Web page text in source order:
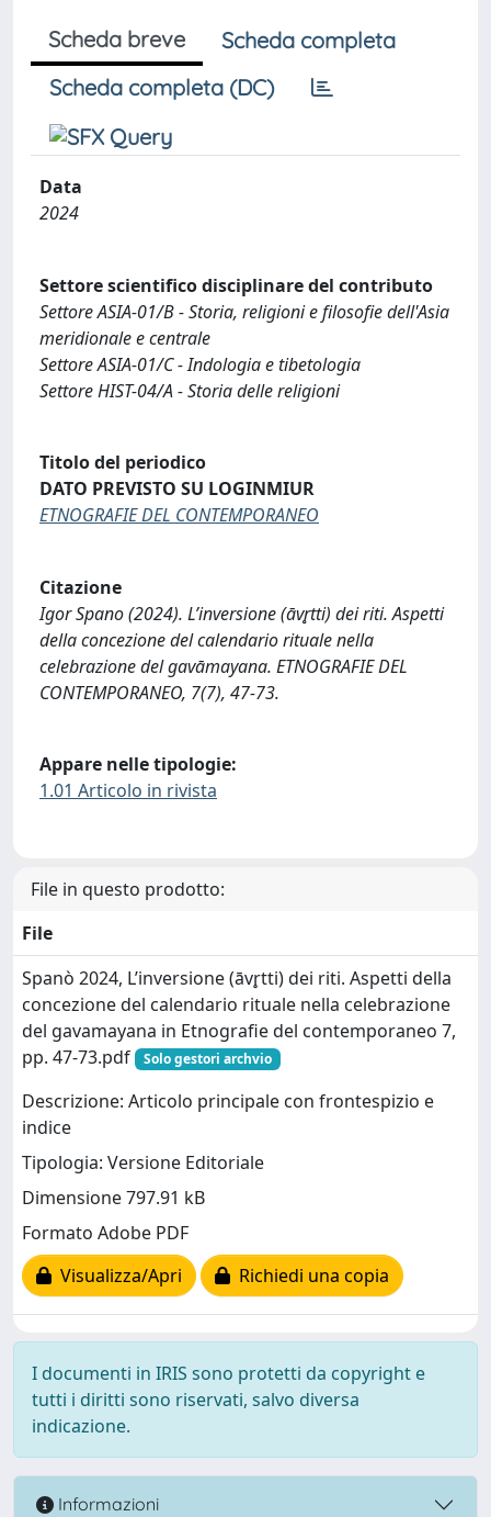
Scheda breve
Scheda completa
Scheda completa (DC)
Data
2024
Settore scientifico disciplinare del contributo
Settore ASIA-01/B - Storia, religioni e filosofie dell'Asia
meridionale e centrale
Settore ASIA-01/C - Indologia e tibetologia
Settore HIST-04/A - Storia delle religioni
Titolo del periodico
DATO PREVISTO SU LOGINMIUR
ETNOGRAFIE DEL CONTEMPORANEO
Citazione
Igor Spano (2024). L’inversione (āvr̥tti) dei riti. Aspetti
della concezione del calendario rituale nella
celebrazione del gavāmayana. ETNOGRAFIE DEL
CONTEMPORANEO, 7(7), 47-73.
Appare nelle tipologie:
1.01 Articolo in rivista
File in questo prodotto:
File
Spanò 2024, L’inversione (āvr̥tti) dei riti. Aspetti della
concezione del calendario rituale nella celebrazione
del gavamayana in Etnografie del contemporaneo 7,
pp. 47-73.pdf
Solo gestori archvio
Descrizione: Articolo principale con frontespizio e
indice
Tipologia: Versione Editoriale
Dimensione 797.91 kB
Formato Adobe PDF
Visualizza/Apri
Richiedi una copia
I documenti in IRIS sono protetti da copyright e
tutti i diritti sono riservati, salvo diversa
indicazione.
Informazioni